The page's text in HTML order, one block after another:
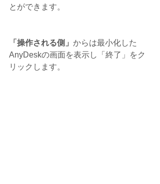
とができます。
「操作される側」 からは最小化した
AnyDeskの画面を表示し「終了」をク
リックします。